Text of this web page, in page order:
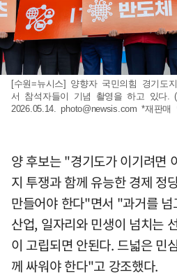
[수원=뉴시스] 양향자 국민의힘 경기도
서 참석자들이 기념 촬영을 하고 있다.
2026.05.14.photo@newsis.com *재판매
양 후보는 "경기도가 이기려면
지 투쟁과 함께 유능한 경제 정
만들어야 한다"면서 "과거를
산업, 일자리와 민생이 넘치는
이 고립되면 안된다. 드넓은 민
께 싸워야 한다"고 강조했다.